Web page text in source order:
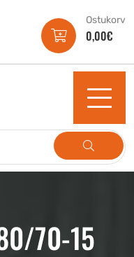
Ostukorv
0,00€
70-15